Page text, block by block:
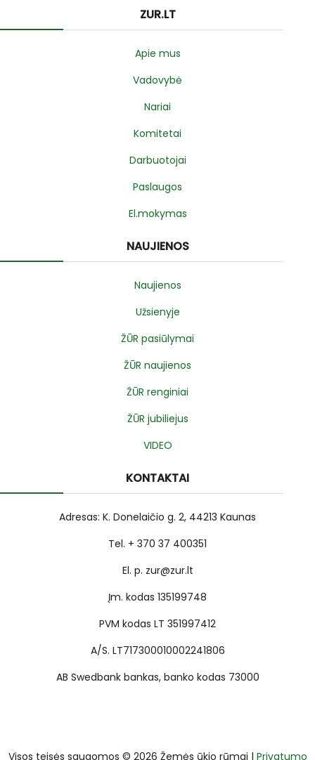
ZUR.LT
Apie mus
Vadovybė
Nariai
Komitetai
Darbuotojai
Paslaugos
El.mokymas
NAUJIENOS
Naujienos
Užsienyje
ŽŪR pasiūlymai
ŽŪR naujienos
ŽŪR renginiai
ŽŪR jubiliejus
VIDEO
KONTAKTAI
Adresas: K. Donelaičio g. 2, 44213 Kaunas
Tel. + 370 37 400351
El. p. zur@zur.lt
Įm. kodas 135199748
PVM kodas LT 351997412
A/S. LT717300010002241806
AB Swedbank bankas, banko kodas 73000
Visos teisės saugomos © 2026 Žemės ūkio rūmai | Privatumo